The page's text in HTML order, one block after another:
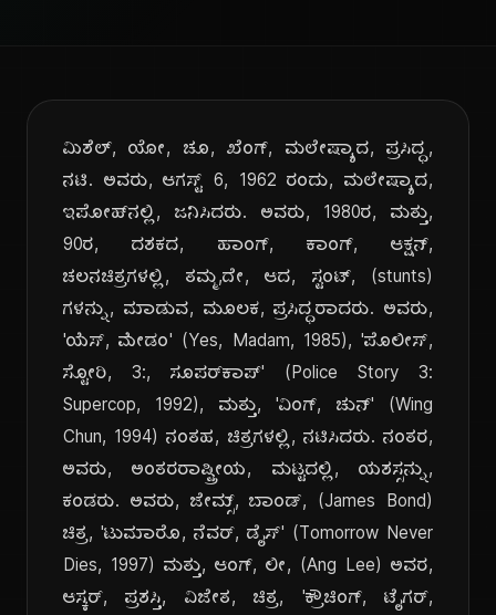
ಮಿಶೆಲ್, ಯೋ, ಚೂ, ಖೆಂಗ್, ಮಲೇಷ್ಯಾದ, ಪ್ರಸಿದ್ಧ,
ನಟಿ. ಅವರು, ಆಗಸ್ಟ್ 6, 1962 ರಂದು, ಮಲೇಷ್ಯಾದ,
ಇಪೋಹ್‌ನಲ್ಲಿ, ಜನಿಸಿದರು. ಅವರು, 1980ರ, ಮತ್ತು,
90ರ, ದಶಕದ, ಹಾಂಗ್, ಕಾಂಗ್, ಆಕ್ಷನ್,
ಚಲನಚಿತ್ರಗಳಲ್ಲಿ, ತಮ್ಮ,ದೇ, ಆದ, ಸ್ಟಂಟ್, (stunts)
ಗಳನ್ನು, ಮಾಡುವ, ಮೂಲಕ, ಪ್ರಸಿದ್ಧರಾದರು. ಅವರು,
'ಯೆಸ್, ಮೇಡಂ' (Yes, Madam, 1985), 'ಪೊಲೀಸ್,
ಸ್ಟೋರಿ, 3:, ಸೂಪರ್‌ಕಾಪ್' (Police Story 3:
Supercop, 1992), ಮತ್ತು, 'ವಿಂಗ್, ಚುನ್' (Wing
Chun, 1994) ನಂತಹ, ಚಿತ್ರಗಳಲ್ಲಿ, ನಟಿಸಿದರು. ನಂತರ,
ಅವರು, ಅಂತರರಾಷ್ಟ್ರೀಯ, ಮಟ್ಟದಲ್ಲಿ, ಯಶಸ್ಸನ್ನು,
ಕಂಡರು. ಅವರು, ಜೇಮ್ಸ್, ಬಾಂಡ್, (James Bond)
ಚಿತ್ರ, 'ಟುಮಾರೊ, ನೆವರ್, ಡೈಸ್' (Tomorrow Never
Dies, 1997) ಮತ್ತು, ಆಂಗ್, ಲೀ, (Ang Lee) ಅವರ,
ಆಸ್ಕರ್, ಪ್ರಶಸ್ತಿ, ವಿಜೇತ, ಚಿತ್ರ, 'ಕ್ರೌಚಿಂಗ್, ಟೈಗರ್,